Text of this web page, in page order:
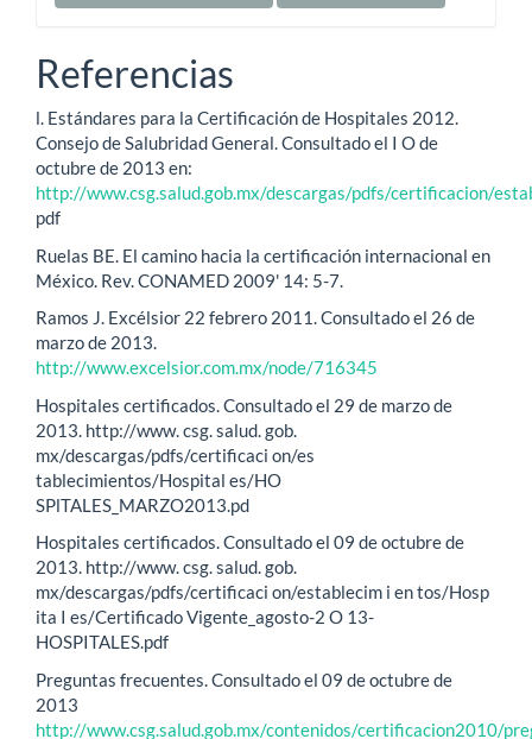
Referencias
l. Estándares para la Certificación de Hospitales 2012.
Consejo de Salubridad General. Consultado el I O de
octubre de 2013 en:
http://www.csg.salud.gob.mx/descargas/pdfs/certificacion/
pdf
Ruelas BE. El camino hacia la certificación internacional en
México. Rev. CONAMED 2009' 14: 5-7.
Ramos J. Excélsior 22 febrero 2011. Consultado el 26 de
marzo de 2013.
http://www.excelsior.com.mx/node/716345
Hospitales certificados. Consultado el 29 de marzo de
2013. http://www. csg. salud. gob.
mx/descargas/pdfs/certificaci on/es
tablecimientos/Hospital es/HO
SPlTALES_MARZO2013.pd
Hospitales certificados. Consultado el 09 de octubre de
2013. http://www. csg. salud. gob.
mx/descargas/pdfs/certificaci on/establecim i en tos/Hosp
ita I es/Certificado Vigente_agosto-2 O 13-
HOSPITALES.pdf
Preguntas frecuentes. Consultado el 09 de octubre de
2013
http://www.csg.salud.gob.mx/contenidos/certificacion2010/